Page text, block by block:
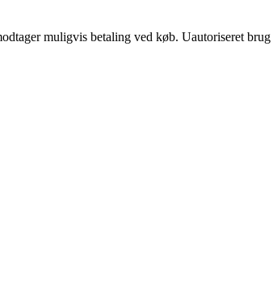
muligvis betaling ved køb. Uautoriseret